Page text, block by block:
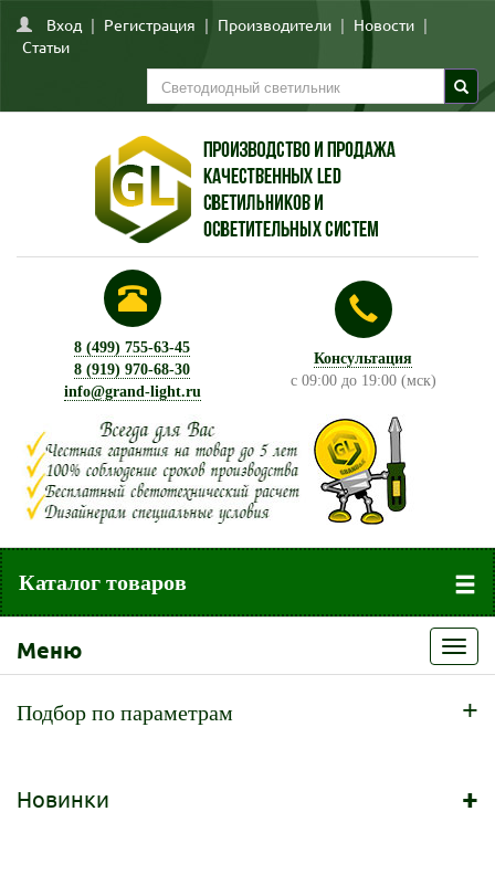
Вход | Регистрация | Производители | Новости |
Статьи
8 (499) 755-63-45
8 (919) 970-68-30
info@grand-light.ru
Консультация
с 09:00 до 19:00 (мск)
Каталог товаров
Меню
Подбор по параметрам +
Новинки +